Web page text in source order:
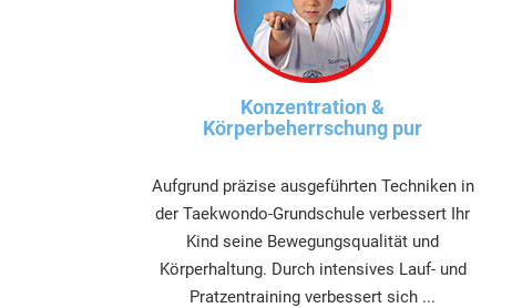
Konzentration &
Körperbeherrschung pur
Aufgrund präzise ausgeführten Techniken in
der Taekwondo-Grundschule verbessert Ihr
Kind seine Bewegungsqualität und
Körperhaltung. Durch intensives Lauf- und
Pratzentraining verbessert sich ...